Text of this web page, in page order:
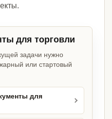
для торговли
задачи нужно
или стартовый
для